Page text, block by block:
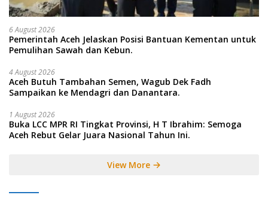
6 August 2026
Pemerintah Aceh Jelaskan Posisi Bantuan Kementan untuk
Pemulihan Sawah dan Kebun.
4 August 2026
Aceh Butuh Tambahan Semen, Wagub Dek Fadh
Sampaikan ke Mendagri dan Danantara.
1 August 2026
Buka LCC MPR RI Tingkat Provinsi, H T Ibrahim: Semoga
Aceh Rebut Gelar Juara Nasional Tahun Ini.
View More